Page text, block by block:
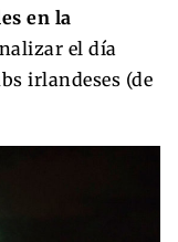
en la
el día
irlandeses (de